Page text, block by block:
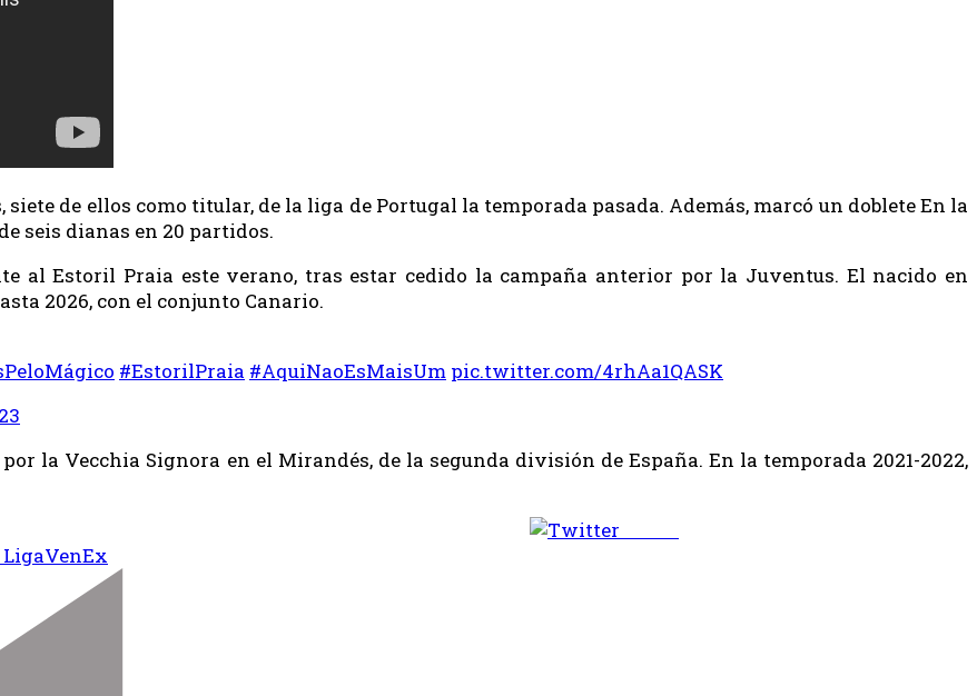
de ellos como titular, de la liga de Portugal la temporada pasada. Además, marcó un doblete En la
seis dianas en 20 partidos.
al Estoril Praia este verano, tras estar cedido la campaña anterior por la Juventus. El nacido en
2026, con el conjunto Canario.
#EstorilPraia #AquiNaoEsMaisUm pic.twitter.com/4rhAa1QASK
la Vecchia Signora en el Mirandés, de la segunda división de España. En la temporada 2021-2022,
VenEx